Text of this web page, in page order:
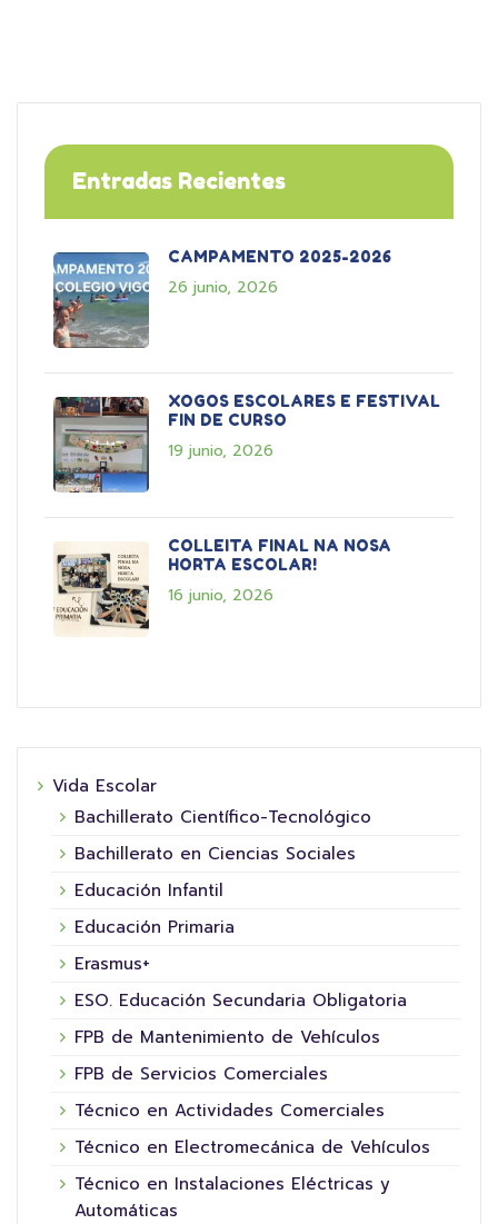
Entradas Recientes
CAMPAMENTO 2025-2026
26 junio, 2026
XOGOS ESCOLARES E FESTIVAL
FIN DE CURSO
19 junio, 2026
COLLEITA FINAL NA NOSA
HORTA ESCOLAR!
16 junio, 2026
Vida Escolar
Bachillerato Científico-Tecnológico
Bachillerato en Ciencias Sociales
Educación Infantil
Educación Primaria
Erasmus+
ESO. Educación Secundaria Obligatoria
FPB de Mantenimiento de Vehículos
FPB de Servicios Comerciales
Técnico en Actividades Comerciales
Técnico en Electromecánica de Vehículos
Técnico en Instalaciones Eléctricas y
Automáticas